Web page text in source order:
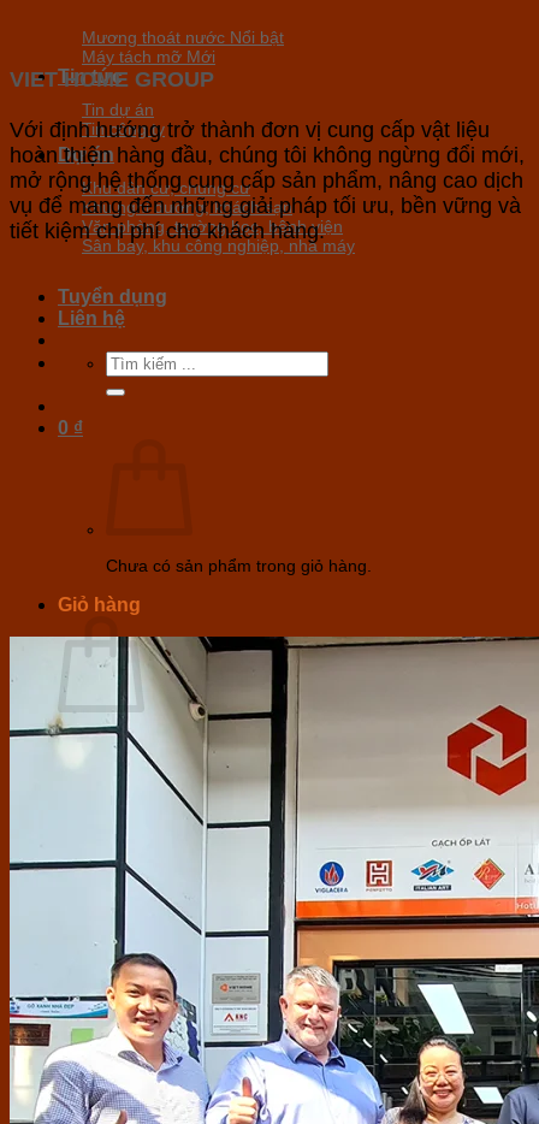
Mương thoát nước
Máy tách mỡ
Tin tức
Tin dự án
Tin công ty
Dự án
Khu dân cư, chung cư
Khu nghỉ dưỡng, khách sạn
Văn phòng, trường học, bệnh viện
Sân bay, khu công nghiệp, nhà máy
Tuyển dụng
Liên hệ
Tìm
kiếm:
0 ₫
Chưa có sản phẩm trong giỏ hàng.
Giỏ hàng
Chưa có sản phẩm trong giỏ hàng.
VIET HOME GROUP
Với định hướng trở thành đơn vị cung cấp vật liệu
hoàn thiện hàng đầu, chúng tôi không ngừng đổi mới,
mở rộng hệ thống cung cấp sản phẩm, nâng cao dịch
vụ để mang đến những giải pháp tối ưu, bền vững và
tiết kiệm chi phí cho khách hàng.